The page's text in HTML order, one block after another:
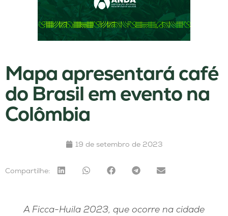
Mapa apresentará café
do Brasil em evento na
Colômbia
19 de setembro de 2023
Compartilhe:
A Ficca-Huila 2023, que ocorre na cidade